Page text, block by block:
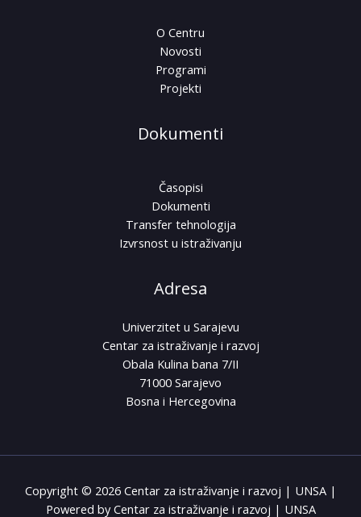
O Centru
Novosti
Programi
Projekti
Dokumenti
Časopisi
Dokumenti
Transfer tehnologija
Izvrsnost u istraživanju
Adresa
Univerzitet u Sarajevu
Centar za istraživanje i razvoj
Obala Kulina bana 7/II
71000 Sarajevo
Bosna i Hercegovina
Copyright © 2026 Centar za istraživanje i razvoj | UNSA |
Powered by Centar za istraživanje i razvoj | UNSA